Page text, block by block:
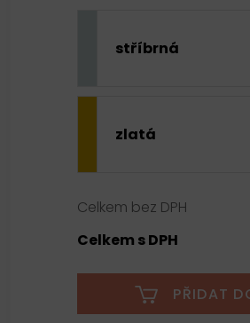
stříbrná
zlatá
Celkem bez DPH
Celkem s DPH
PŘIDAT